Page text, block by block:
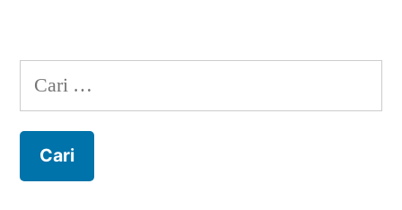
Cari
untuk: